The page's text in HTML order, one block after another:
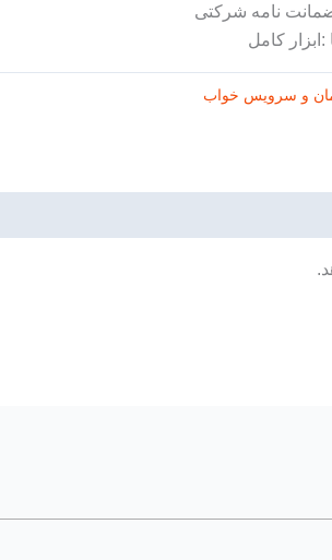
نامه شرکتی
:ابزار کامل
و سرویس خواب